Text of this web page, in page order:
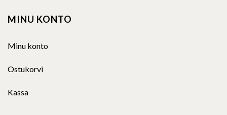
MINU KONTO
Minu konto
Ostukorvi
Kassa